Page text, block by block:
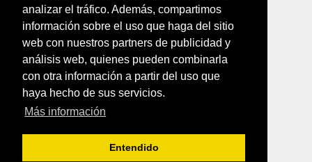
analizar el tráfico. Además, compartimos
información sobre el uso que haga del sitio
web con nuestros partners de publicidad y
análisis web, quienes pueden combinarla
con otra información a partir del uso que
haya hecho de sus servicios.
Más información
Entendido